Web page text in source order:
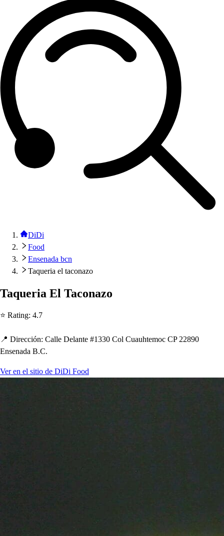
DiDi
Food
Ensenada bcn
Taqueria el taconazo
Taqueria El Taconazo
⭐ Rating: 4.7
📍 Dirección: Calle Delante #1330 Col Cuauhtemoc CP 22890
Ensenada B.C.
Ver en el sitio de DiDi Food